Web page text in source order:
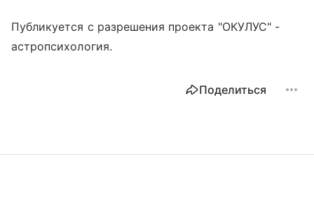
Публикуется с разрешения проекта "ОКУЛУС" -
астропсихология.
Поделиться